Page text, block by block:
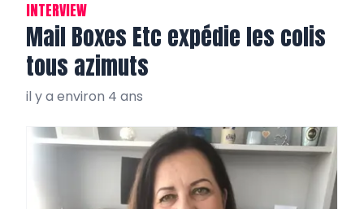
INTERVIEW
Mail Boxes Etc expédie les colis
tous azimuts
il y a environ 4 ans